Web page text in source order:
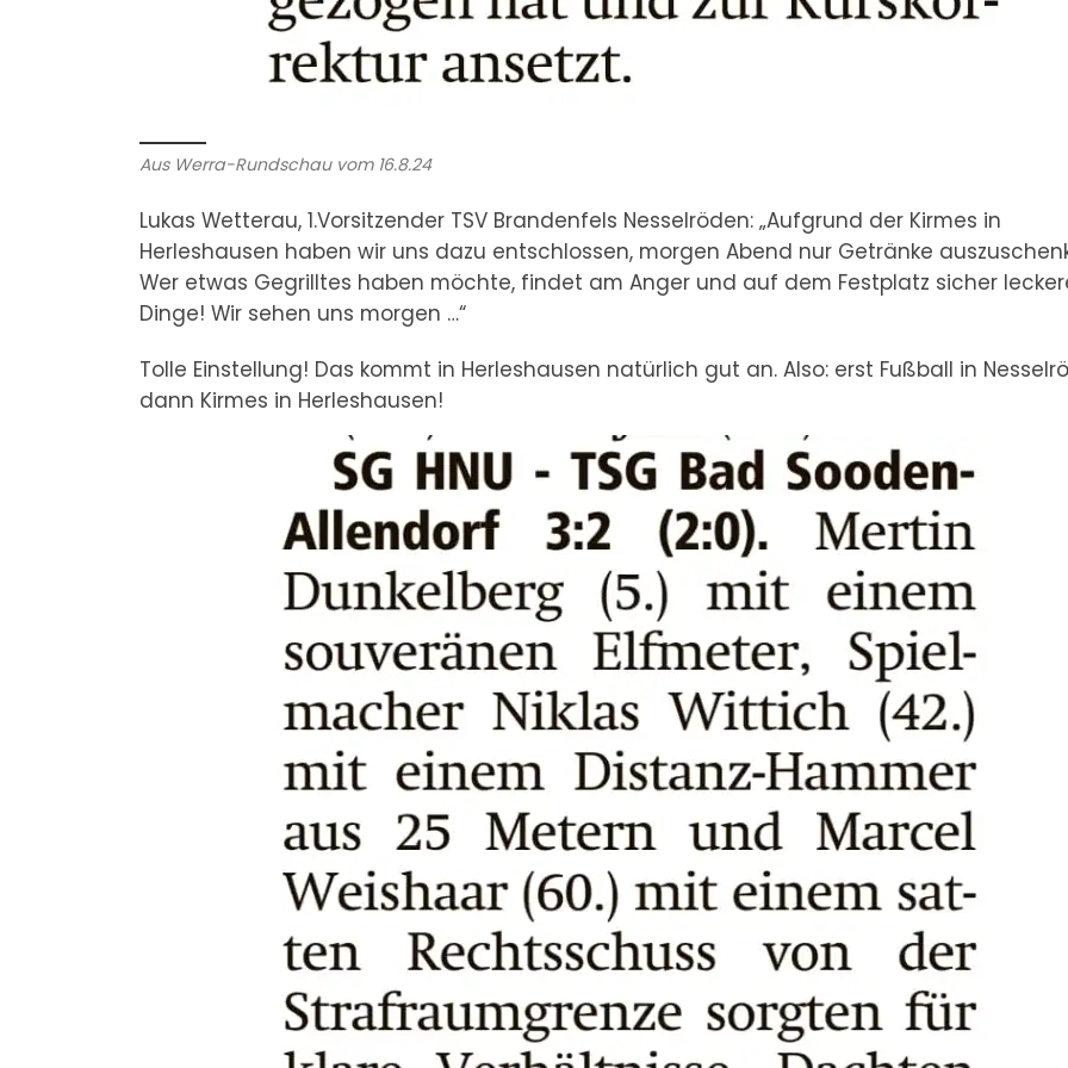
Aus Werra-Rundschau vom 16.8.24
Lukas Wetterau, 1.Vorsitzender TSV Brandenfels Nesselröden: „Aufgrund der Kirmes in
Herleshausen haben wir uns dazu entschlossen, morgen Abend nur Getränke
Wer etwas Gegrilltes haben möchte, findet am Anger und auf dem Festplatz sicher
Dinge! Wir sehen uns morgen …“
Tolle Einstellung! Das kommt in Herleshausen natürlich gut an. Also: erst Fußball in
dann Kirmes in Herleshausen!